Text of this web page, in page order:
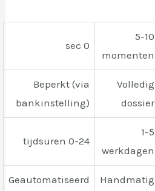
5-10
momenten
0 sec
Volledig
dossier
Beperkt (via
bankinstelling)
1-5
werkdagen
0-24 tijdsuren
Handmatig
Geautomatiseerd